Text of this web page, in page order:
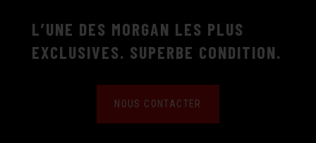
L’UNE DES MORGAN LES PLUS
EXCLUSIVES. SUPERBE CONDITION.
NOUS CONTACTER